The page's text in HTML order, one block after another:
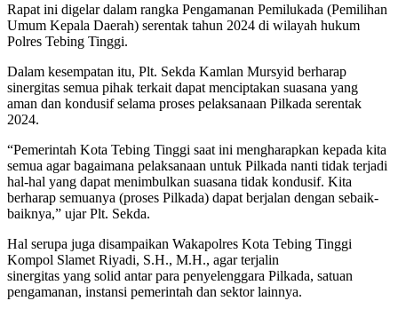
Rapat ini digelar dalam rangka Pengamanan Pemilukada (Pemilihan
Umum Kepala Daerah) serentak tahun 2024 di wilayah hukum
Polres Tebing Tinggi.
Dalam kesempatan itu, Plt. Sekda Kamlan Mursyid berharap
sinergitas semua pihak terkait dapat menciptakan suasana yang
aman dan kondusif selama proses pelaksanaan Pilkada serentak
2024.
“Pemerintah Kota Tebing Tinggi saat ini mengharapkan kepada kita
semua agar bagaimana pelaksanaan untuk Pilkada nanti tidak terjadi
hal-hal yang dapat menimbulkan suasana tidak kondusif. Kita
berharap semuanya (proses Pilkada) dapat berjalan dengan sebaik-
baiknya,” ujar Plt. Sekda.
Hal serupa juga disampaikan Wakapolres Kota Tebing Tinggi
Kompol Slamet Riyadi, S.H., M.H., agar terjalin
sinergitas yang solid antar para penyelenggara Pilkada, satuan
pengamanan, instansi pemerintah dan sektor lainnya.